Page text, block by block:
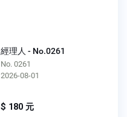
經理人 - No.0261
No. 0261
2026-08-01
$ 180 元